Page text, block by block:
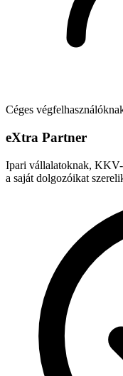
Céges
eXtra Partner
Ipari vállalatoknak,
a saját dolgozóikat